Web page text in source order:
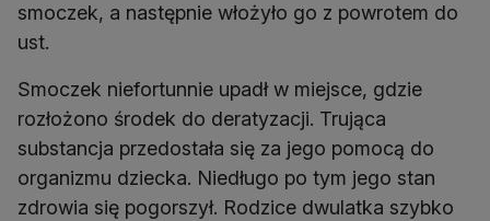
smoczek, a następnie włożyło go z powrotem do
ust.
Smoczek niefortunnie upadł w miejsce, gdzie
rozłożono środek do deratyzacji. Trująca
substancja przedostała się za jego pomocą do
organizmu dziecka. Niedługo po tym jego stan
zdrowia się pogorszył. Rodzice dwulatka szybko